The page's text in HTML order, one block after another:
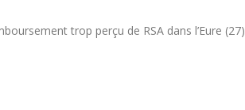
trop perçu de RSA dans l’Eure (27)